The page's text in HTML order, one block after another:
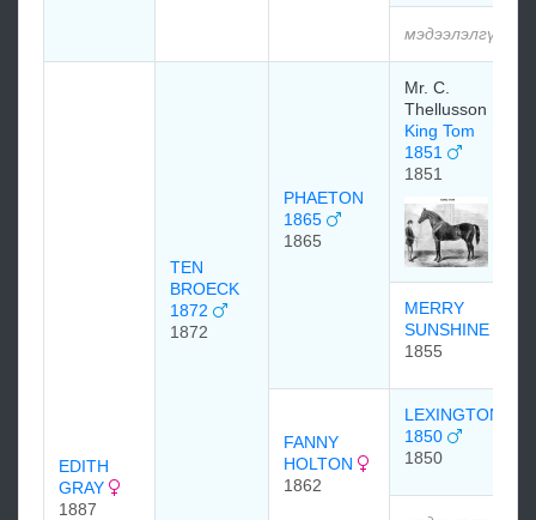
мэдээлэлгүй
EDITH
GRAY
1887
TEN
BROECK
1872
1872
PHAETON
1865
1865
Mr. C.
Thellusson
King Tom
1851
1851
MERRY
SUNSHINE
1855
FANNY
HOLTON
1862
LEXINGTON
1850
1850